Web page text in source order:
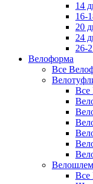
14
16-
20
24
26-
Велоформа
Все
Все
Все